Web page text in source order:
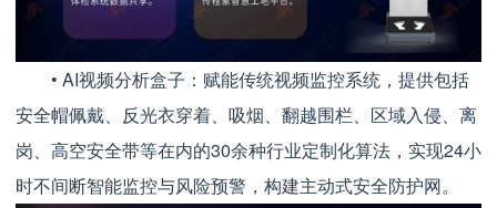
• AI视频分析盒子：赋能传统视频监控系统，提供包括
安全帽佩戴、反光衣穿着、吸烟、翻越围栏、区域入侵、离
岗、高空安全带等在内的30余种行业定制化算法，实现24小
时不间断智能监控与风险预警，构建主动式安全防护网。